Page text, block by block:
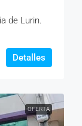
de Lurin.
Detalles
OFERTA